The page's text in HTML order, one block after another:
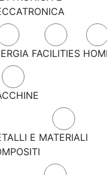
FACILITIES
E MATERIALI